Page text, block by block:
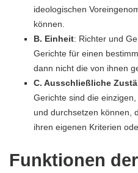
ideologischen
können.
B. Einheit: Richter und
Gerichte für einen
dann nicht die von ihnen
C. Ausschließliche
Gerichte sind die
und durchsetzen können,
ihren eigenen Kriterien
Funktionen